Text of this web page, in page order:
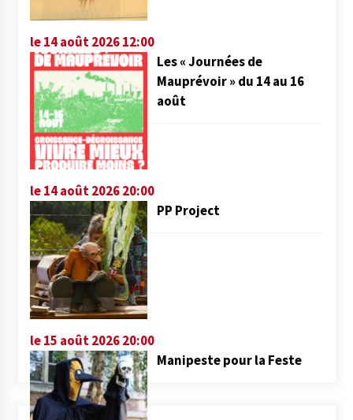
le 14 août 2026 12:00
Les « Journées de
Mauprévoir » du 14 au 16
août
le 14 août 2026 20:00
PP Project
le 15 août 2026 20:00
Manipeste pour la Feste